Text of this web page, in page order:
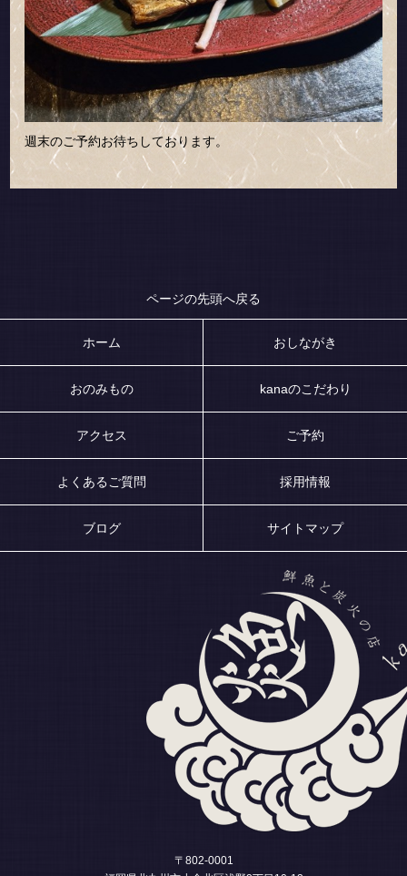
週末のご予約お待ちしております。
ページの先頭へ戻る
ホーム おしながき
おのみもの kanaのこだわり
アクセス ご予約
よくあるご質問 採用情報
ブログ サイトマップ
〒802-0001